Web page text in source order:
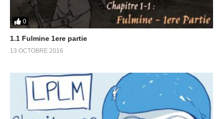
0
1.1 Fulmine 1ere partie
13 OCTOBRE 2016